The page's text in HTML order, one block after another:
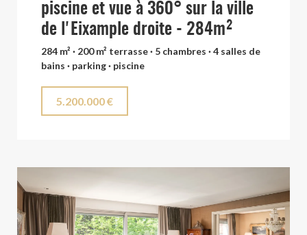
piscine et vue à 360° sur la ville
de l'Eixample droite - 284m²
284 m² · 200 m² terrasse · 5 chambres · 4 salles de
bains · parking · piscine
5.200.000 €